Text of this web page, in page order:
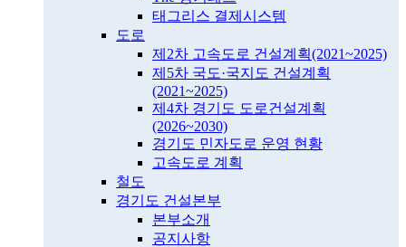
태그리스 결제시스템
도로
제2차 고속도로 건설계획(2021~2025)
제5차 국도·국지도 건설계획
(2021~2025)
제4차 경기도 도로건설계획
(2026~2030)
경기도 민자도로 운영 현황
고속도로 계획
철도
경기도 건설본부
본부소개
공지사항